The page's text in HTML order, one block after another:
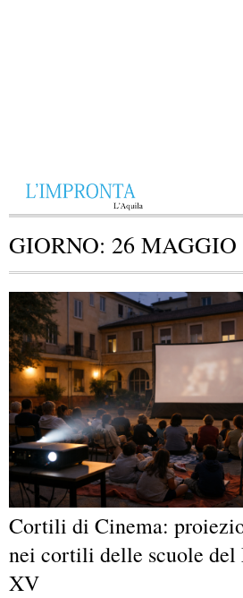
GIORNO: 26 MAGGIO
Cortili di Cinema:
nei cortili delle scuole
XV